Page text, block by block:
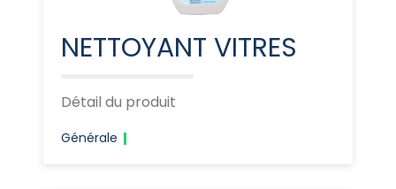
NETTOYANT VITRES
Détail du produit
Générale